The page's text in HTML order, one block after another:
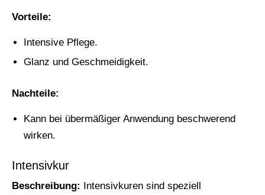
Vorteile:
Intensive Pflege.
Glanz und Geschmeidigkeit.
Nachteile:
Kann bei übermäßiger Anwendung beschwerend
wirken.
Intensivkur
Beschreibung:
Intensivkuren sind speziell